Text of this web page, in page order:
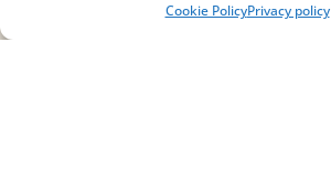
Cookie PolicyPrivacy policy